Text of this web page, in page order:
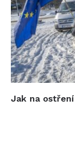
Jak na ostření